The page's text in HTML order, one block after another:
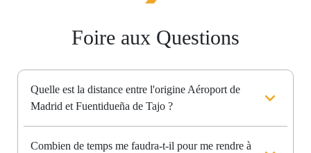
Foire aux Questions
Quelle est la distance entre l'origine Aéroport de
Madrid et Fuentidueña de Tajo ?
Combien de temps me faudra-t-il pour me rendre à